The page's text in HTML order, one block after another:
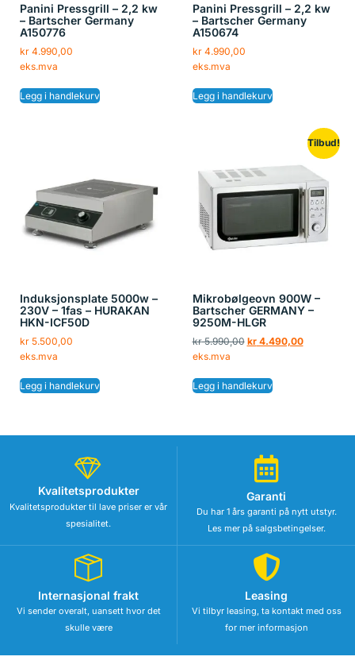
Panini Pressgrill – 2,2 kw
– Bartscher Germany
A150776
kr 4.990,00
eks.mva
Legg i handlekurv
Panini Pressgrill – 2,2 kw
– Bartscher Germany
A150674
kr4.990,00
eks.mva
Legg i handlekurv
Induksjonsplate 5000w –
230V – 1fas – HURAKAN
HKN-ICF50D
kr 5.500,00
eks.mva
Legg i handlekurv
Tilbud!
Mikrobølgeovn 900W –
Bartscher GERMANY –
9250M-HLGR
kr5.990,00 kr4.490,00
eks.mva
Legg i handlekurv
Kvalitetsprodukter
Kvalitetsprodukter til lave priser er vår
spesialitet.
Garanti
Du har 1 års garanti på nytt utstyr.
Les mer på salgsbetingelser.
Internasjonal frakt
Vi sender overalt, uansett hvor det
skulle være
Leasing
Vi tilbyr leasing, ta kontakt med oss
for mer informasjon